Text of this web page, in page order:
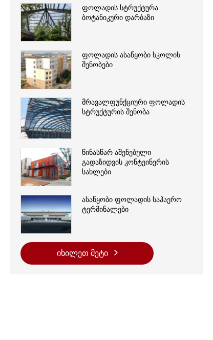
ფოლადის სტრუქტურა
ბოტანიკური დარბაზი
ფოლადის ასაწყობი სკოლის
შენობები
მრავალფუნქციური ფოლადის
სტრუქტურის შენობა
წინასწარ აშენებული
გადაზიდვის კონტეინერის
სახლები
ასაწყობი ფოლადის საჰაერო
ტერმინალები
იხილეთ მეტი